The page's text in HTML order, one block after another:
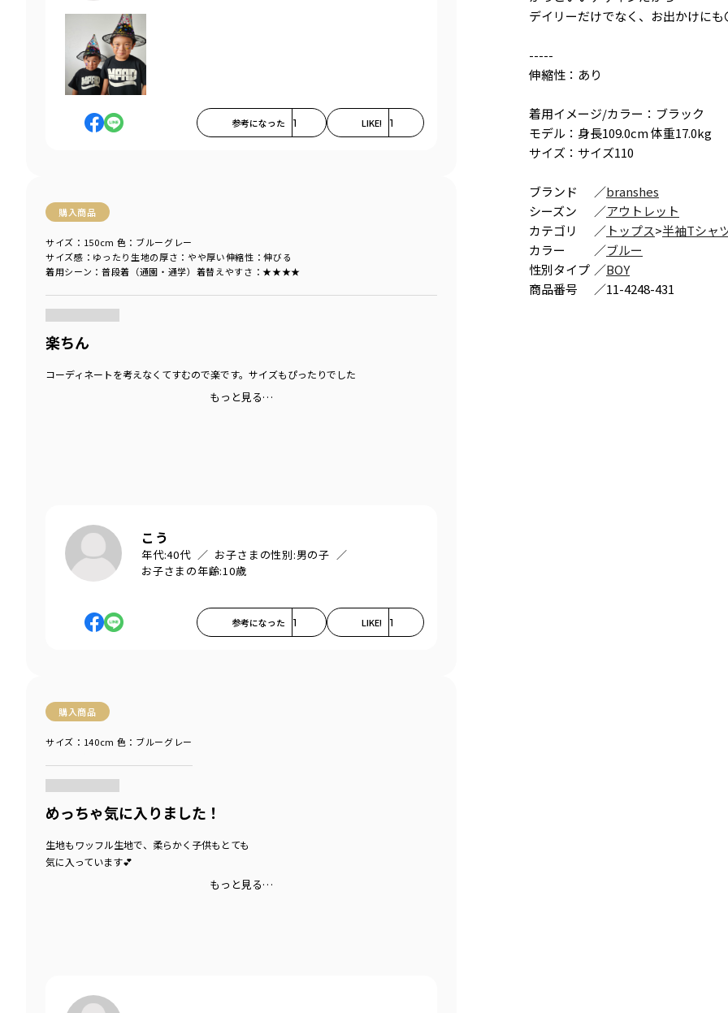
参考になった 1 LIKE! 1
購入商品
サイズ感 ：ゆったり 生地の厚さ ：やや厚い伸縮性 ：伸びる
着用シーン ：普段着（通園・通学） 着替えやすさ ：★★★★
サイズ：150cm 色：ブルーグレー
楽ちん
コーディネートを考えなくてすむので楽です。サイズもぴったりでした
もっと見る…
こう
年代:40代 お子さまの性別:男の子
お子さまの年齢:10歳
参考になった 1 LIKE! 1
購入商品
サイズ：140cm 色：ブルーグレー
めっちゃ気に入りました！
生地もワッフル生地で、柔らかく子供もとても
気に入っています💕
もっと見る…
デイリーだけでなく、お出かけにも
-----
伸縮性：あり
着用イメージ/カラー：ブラック
モデル：身長109.0cm 体重17.0kg
サイズ：サイズ110
ブランド ／branshes
シーズン
／アウトレット
カテゴリ
／ トップス>半袖Tシャ
カラー
／ブルー
性別タイプ ／BOY
商品番号
／11-4248-431